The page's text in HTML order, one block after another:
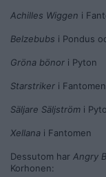
Achilles Wiggen i
Belzebubs i Pondus
Gröna bönor i Pyton
Starstriker i Fantomen
Säljare Säljström i
Xellana i Fantomen
Dessutom har Angry
Korhonen: